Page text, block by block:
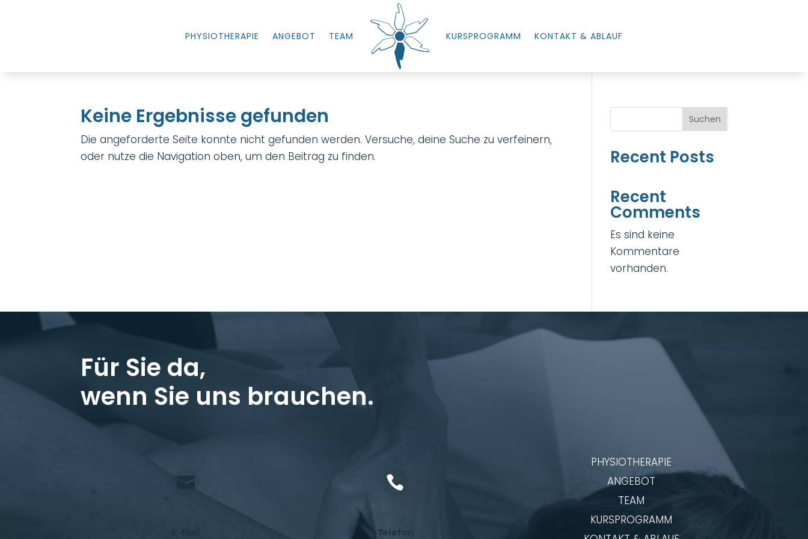
PHYSIOTHERAPIE ANGEBOT TEAM KURSPROGRAMM KONTAKT & ABLAUF
Keine Ergebnisse gefunden
Die angeforderte Seite konnte nicht gefunden werden. Versuche, deine Suche zu verfeinern,
oder nutze die Navigation oben, um den Beitrag zu finden.
Suchen
Recent Posts
Recent
Comments
Es sind keine
Kommentare
vorhanden.
Für Sie da,
wenn Sie uns brauchen.

Telefon
PHYSIOTHERAPIE
ANGEBOT
TEAM
KURSPROGRAMM